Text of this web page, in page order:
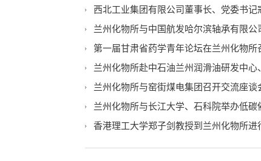
西北工业集团有限公司董事长、党委书
兰州化物所与中国航发哈尔滨轴承有限公
第一届甘肃省药学青年论坛在兰州化物所
兰州化物所赴中石油兰州润滑油研发中
兰州化物所与窑街煤电集团召开交流座谈
兰州化物所与长江大学、石科院举办低
香港理工大学郑子剑教授到兰州化物所进